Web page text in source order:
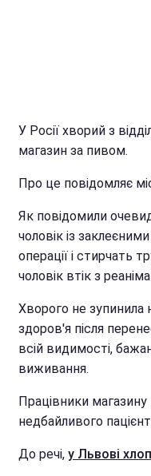
У Росії хворий з
магазин за пивом.
Про це повідомляє
Як повідомили
чоловік із
операції і стирчать
чоловік втік з
Хворого не зупинила
здоров'я після
всій видимості,
виживання.
Працівники
недбайливого
До речі, у Львові